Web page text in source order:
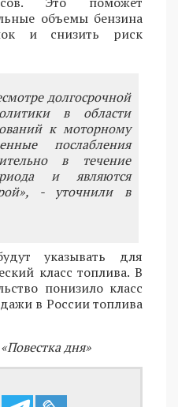
объемы бензина
и снизить риск
долгосрочной
в области
к моторному
послабления
в течение
и являются
- уточнили в
указывать для
класс топлива. В
понизило класс
в России топлива
дня»